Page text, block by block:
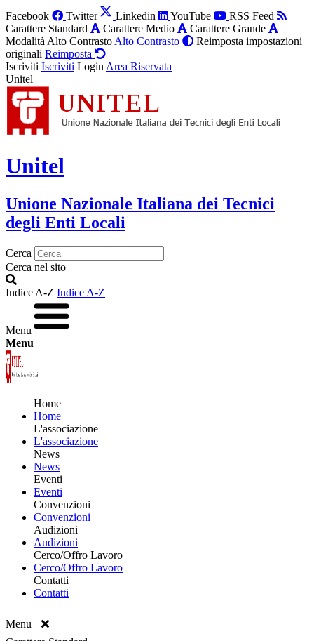
Facebook Twitter Linkedin YouTube
RSS Feed
Carattere Standard
Carattere Medio
Carattere Grande
Modalità Alto Contrasto Alto Contrasto
Reimposta impostazioni
originali Reimposta
Iscriviti Iscriviti Login Area Riservata
Unitel
Unitel
Unione Nazionale Italiana dei Tecnici
degli Enti Locali
Cerca
Cerca nel sito
Indice A-Z Indice A-Z
Menu
Menu
Home
Home
L'associazione
L'associazione
News
News
Eventi
Eventi
Convenzioni
Convenzioni
Audizioni
Audizioni
Cerco/Offro Lavoro
Cerco/Offro Lavoro
Contatti
Contatti
Menu